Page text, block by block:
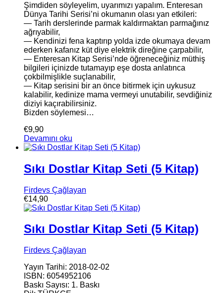
Şimdiden söyleyelim, uyarımızı yapalım. Enteresan
Dünya Tarihi Serisi’ni okumanın olası yan etkileri:
— Tarih derslerinde parmak kaldırmaktan parmağınız
ağrıyabilir,
— Kendinizi fena kaptırıp yolda izde okumaya devam
ederken kafanız küt diye elektrik direğine çarpabilir,
— Enteresan Kitap Serisi’nde öğreneceğiniz müthiş
bilgileri içinizde tutamayıp eşe dosta anlatınca
çokbilmişlikle suçlanabilir,
— Kitap serisini bir an önce bitirmek için uykusuz
kalabilir, kedinize mama vermeyi unutabilir, sevdiğiniz
diziyi kaçırabilirsiniz.
Bizden söylemesi…
€9,90
Devamını oku
Sıkı Dostlar Kitap Seti (5 Kitap)
Firdevs Çağlayan
€14,90
Sıkı Dostlar Kitap Seti (5 Kitap)
Firdevs Çağlayan
Yayın Tarihi: 2018-02-02
ISBN: 6054952106
Baskı Sayısı: 1. Baskı